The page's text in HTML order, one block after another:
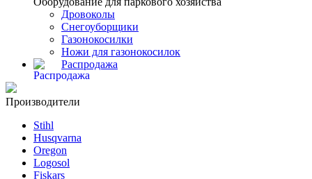
Дровоколы
Снегоуборщики
Газонокосилки
Ножи для газонокосилок
Распродажа
Производители
Stihl
Husqvarna
Oregon
Logosol
Fiskars